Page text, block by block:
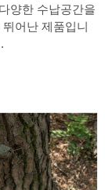
양한 수납공간을
어난 제품입니